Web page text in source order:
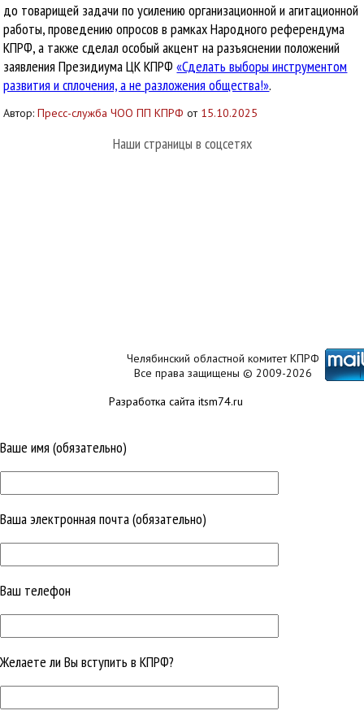
до товарищей задачи по усилению организационной и агитационной
работы, проведению опросов в рамках Народного референдума
КПРФ, а также сделал особый акцент на разъяснении положений
заявления Президиума ЦК КПРФ«Сделать выборы инструментом
развития и сплочения, а не разложения общества!».
Автор:Пресс-служба ЧОО ПП КПРФ от 15.10.2025
Наши страницы в соцсетях
Челябинский областной комитет КПРФ
Все права защищены © 2009-2026
Разработка сайта itsm74.ru
Ваше имя (обязательно)
Ваша электронная почта (обязательно)
Ваш телефон
Желаете ли Вы вступить в КПРФ?